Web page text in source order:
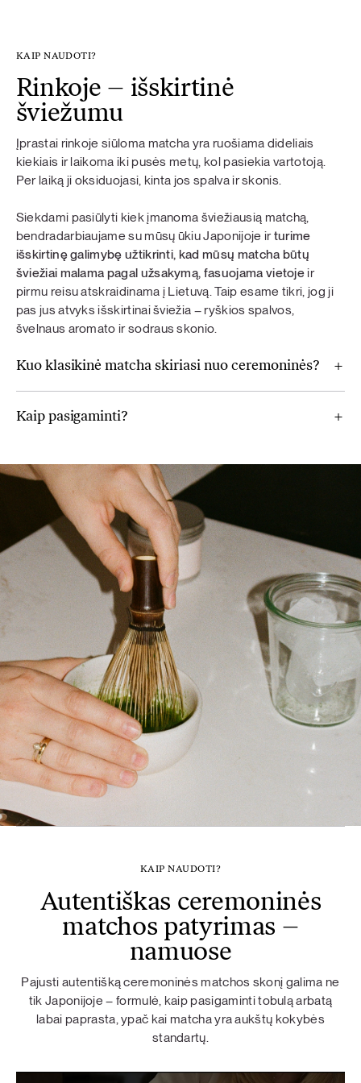
oksidacinio streso žalą.
KAIP NAUDOTI?
Rinkoje – išskirtinė
šviežumu
Įprastai rinkoje siūloma matcha yra ruošiama dideliais
kiekiais ir laikoma iki pusės metų, kol pasiekia vartotoją.
Per laiką ji oksiduojasi, kinta jos spalva ir skonis.
Siekdami pasiūlyti kiek įmanoma šviežiausią matchą,
bendradarbiaujame su mūsų ūkiu Japonijoje irturime
išskirtinę galimybę užtikrinti, kad mūsų matcha būtų
šviežiai malama pagal užsakymą, fasuojama vietojeir
pirmu reisu atskraidinama į Lietuvą. Taip esame tikri, jog ji
pas jus atvyks išskirtinai šviežia – ryškios spalvos,
švelnaus aromato ir sodraus skonio.
Kuo klasikinė matcha skiriasi nuo ceremoninės?
Kaip pasigaminti?
KAIP NAUDOTI?
Autentiškas ceremoninės
matchos patyrimas –
namuose
Pajusti autentišką ceremoninės matchos skonį galima ne
tik Japonijoje – formulė, kaip pasigaminti tobulą arbatą
labai paprasta, ypač kai matcha yra aukštų kokybės
standartų.